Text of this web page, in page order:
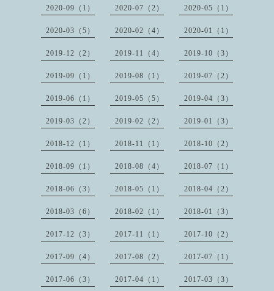
2020-09（1） 2020-07（2） 2020-05（1）
2020-03（5） 2020-02（4） 2020-01（1）
2019-12（2） 2019-11（4） 2019-10（3）
2019-09（1） 2019-08（1） 2019-07（2）
2019-06（1） 2019-05（5） 2019-04（3）
2019-03（2） 2019-02（2） 2019-01（3）
2018-12（1） 2018-11（1） 2018-10（2）
2018-09（1） 2018-08（4） 2018-07（1）
2018-06（3） 2018-05（1） 2018-04（2）
2018-03（6） 2018-02（1） 2018-01（3）
2017-12（3） 2017-11（1） 2017-10（2）
2017-09（4） 2017-08（2） 2017-07（1）
2017-06（3） 2017-04（1） 2017-03（3）